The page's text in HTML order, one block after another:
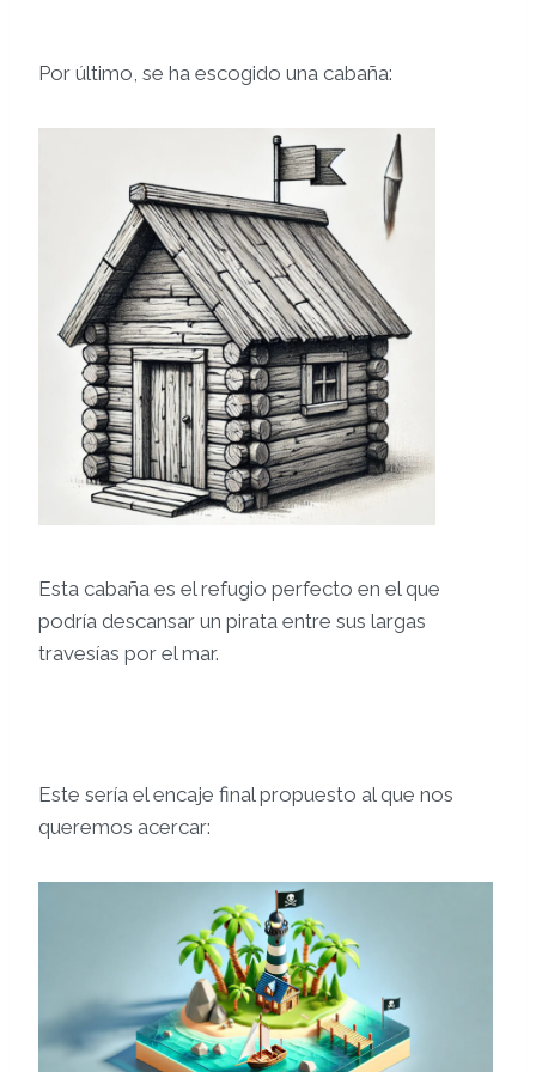
Por último, se ha escogido una cabaña:
Esta cabaña es el refugio perfecto en el que
podría descansar un pirata entre sus largas
travesías por el mar.
Este sería el encaje final propuesto al que nos
queremos acercar: